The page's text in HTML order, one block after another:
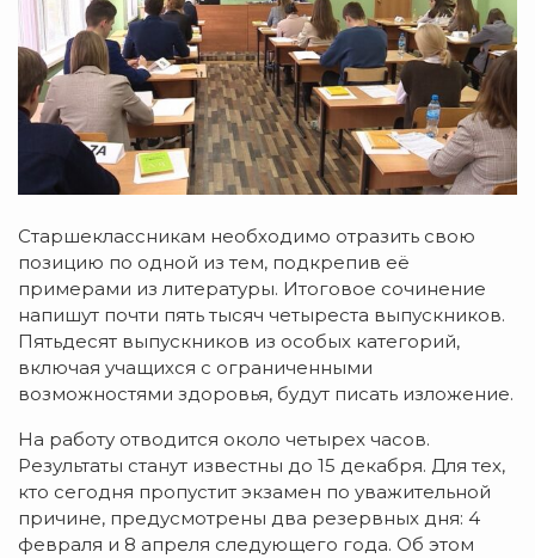
Старшеклассникам необходимо отразить свою
позицию по одной из тем, подкрепив её
примерами из литературы. Итоговое сочинение
напишут почти пять тысяч четыреста выпускников.
Пятьдесят выпускников из особых категорий,
включая учащихся с ограниченными
возможностями здоровья, будут писать изложение.
На работу отводится около четырех часов.
Результаты станут известны до 15 декабря. Для тех,
кто сегодня пропустит экзамен по уважительной
причине, предусмотрены два резервных дня: 4
февраля и 8 апреля следующего года. Об этом